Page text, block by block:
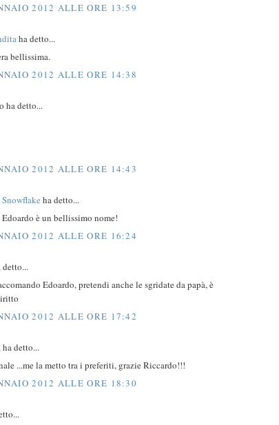
2012 ALLE ORE 13:59
ha detto...
bellissima.
2012 ALLE ORE 14:38
ha detto...
2012 ALLE ORE 14:43
ha detto...
è un bellissimo nome!
2012 ALLE ORE 16:24
Edoardo, pretendi anche le sgridate da papà, è
2012 ALLE ORE 17:42
detto...
...me la metto tra i preferiti, grazie Riccardo!!!
2012 ALLE ORE 18:30